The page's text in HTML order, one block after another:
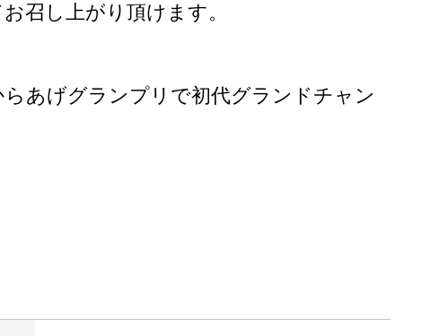
召し上がり頂けます。
あげグランプリで初代グランドチャン